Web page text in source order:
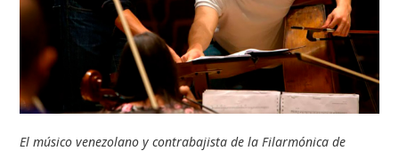
El músico venezolano y contrabajista de la Filarmónica de